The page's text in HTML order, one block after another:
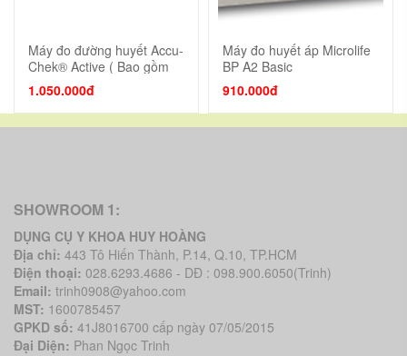
Máy đo đường huyết Accu-
Chek® Active ( Bao gồm
Lọ 25 que )
1.050.000đ
Máy đo huyết áp Microlife
BP A2 Basic
910.000đ
SHOWROOM 1:
DỤNG CỤ Y KHOA HUY HOÀNG
Địa chỉ: 443 Tô Hiến Thành, P.14, Q.10, TP.HCM
Điện thoại: 028.6293.4686 - DĐ : 098.900.6050(Trinh)
Email: trinh0908@yahoo.com
MST: 1600785457
GPKD số: 41J8016700 cấp ngày 07/05/2015
Đại Diện: Phan Ngọc Trinh